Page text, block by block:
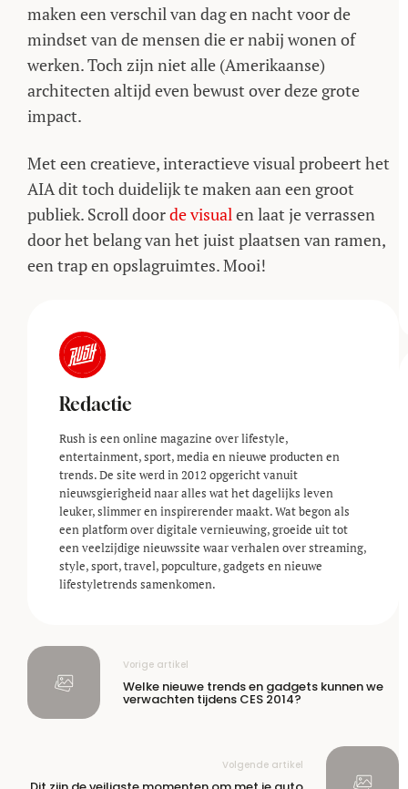
maken een verschil van dag en nacht voor de
mindset van de mensen die er nabij wonen of
werken. Toch zijn niet alle (Amerikaanse)
architecten altijd even bewust over deze grote
impact.
Met een creatieve, interactieve visual probeert het
AIA dit toch duidelijk te maken aan een groot
publiek. Scroll doorde visualen laat je verrassen
door het belang van het juist plaatsen van ramen,
een trap en opslagruimtes. Mooi!
Redactie
Rush is een online magazine over lifestyle,
entertainment, sport, media en nieuwe producten en
trends. De site werd in 2012 opgericht vanuit
nieuwsgierigheid naar alles wat het dagelijks leven
leuker, slimmer en inspirerender maakt. Wat begon als
een platform over digitale vernieuwing, groeide uit tot
een veelzijdige nieuwssite waar verhalen over streaming,
style, sport, travel, popculture, gadgets en nieuwe
lifestyle­trends samenkomen.
Vorige artikel
Welke nieuwe trends en gadgets kunnen we
verwachten tijdens CES 2014?
Volgende artikel